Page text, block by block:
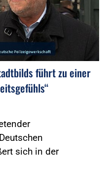
führt zu einer
sich in der